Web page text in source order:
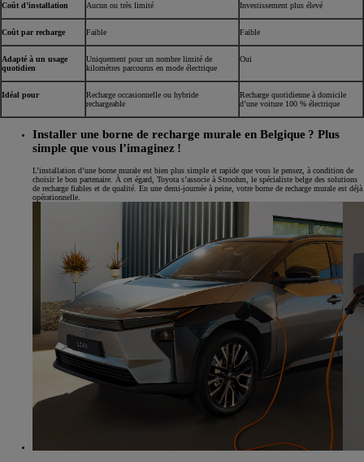
Coût d’installation Aucun ou très limité Investissement plus élevé
Coût par recharge Faible Faible
Adapté à un usage
quotidien
Uniquement pour un nombre limité de
kilomètres parcourus en mode électrique
Oui
Idéal pour
Recharge occasionnelle ou hybride
rechargeable
Recharge quotidienne à domicile
d’une voiture 100 % électrique
Installer une borne de recharge murale en Belgique ? Plus
simple que vous l’imaginez !
L’installation d’une borne murale est bien plus simple et rapide que vous le pensez, à condition de
choisir le bon partenaire. À cet égard, Toyota s’associe à Stroohm, le spécialiste belge des solutions
de recharge fiables et de qualité. En une demi-journée à peine, votre borne de recharge murale est déjà
opérationnelle.